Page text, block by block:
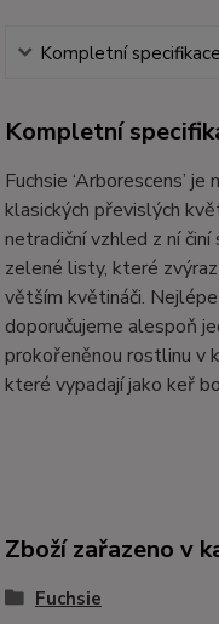
Kompletní specifikace
Kompletní
Fuchsie ‘Arborescens’
klasických převislých
netradiční vzhled z ní
zelené listy, které
větším květináči.
doporučujeme alespoň
prokořeněnou rostlinu v
které vypadají jako keř
Zboží zařazeno v
Fuchsie